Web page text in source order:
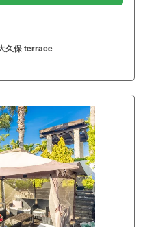
久保 terrace